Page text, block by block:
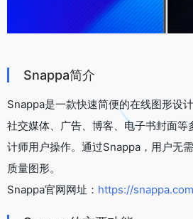
Snappa简介
Snappa是一款快速简便的在线图形设
社交媒体、广告、博客、电子书封面等
计师用户操作。通过Snappa，用户无
质量图形。
Snappa官网网址： https://